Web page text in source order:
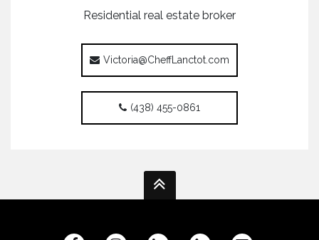
Residential real estate broker
Victoria@CheffLanctot.com
(438) 455-0861